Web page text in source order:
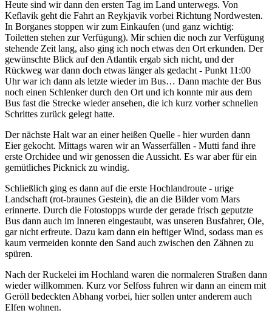
Heute sind wir dann den ersten Tag im Land unterwegs. Von
Keflavik geht die Fahrt an Reykjavik vorbei Richtung Nordwesten.
In Borganes stoppen wir zum Einkaufen (und ganz wichtig:
Toiletten stehen zur Verfügung). Mir schien die noch zur Verfügung
stehende Zeit lang, also ging ich noch etwas den Ort erkunden. Der
gewünschte Blick auf den Atlantik ergab sich nicht, und der
Rückweg war dann doch etwas länger als gedacht - Punkt 11:00
Uhr war ich dann als letzte wieder im Bus… Dann machte der Bus
noch einen Schlenker durch den Ort und ich konnte mir aus dem
Bus fast die Strecke wieder ansehen, die ich kurz vorher schnellen
Schrittes zurück gelegt hatte.
Der nächste Halt war an einer heißen Quelle - hier wurden dann
Eier gekocht. Mittags waren wir an Wasserfällen - Mutti fand ihre
erste Orchidee und wir genossen die Aussicht. Es war aber für ein
gemütliches Picknick zu windig.
Schließlich ging es dann auf die erste Hochlandroute - urige
Landschaft (rot-braunes Gestein), die an die Bilder vom Mars
erinnerte. Durch die Fotostopps wurde der gerade frisch geputzte
Bus dann auch im Inneren eingestaubt, was unseren Busfahrer, Ole,
gar nicht erfreute. Dazu kam dann ein heftiger Wind, sodass man es
kaum vermeiden konnte den Sand auch zwischen den Zähnen zu
spüren.
Nach der Ruckelei im Hochland waren die normaleren Straßen dann
wieder willkommen. Kurz vor Selfoss fuhren wir dann an einem mit
Geröll bedeckten Abhang vorbei, hier sollen unter anderem auch
Elfen wohnen.